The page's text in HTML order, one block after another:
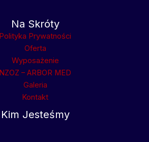
Na Skróty
Polityka Prywatności
Oferta
Wyposażenie
NZOZ – ARBOR MED
Galeria
Kontakt
Kim Jesteśmy